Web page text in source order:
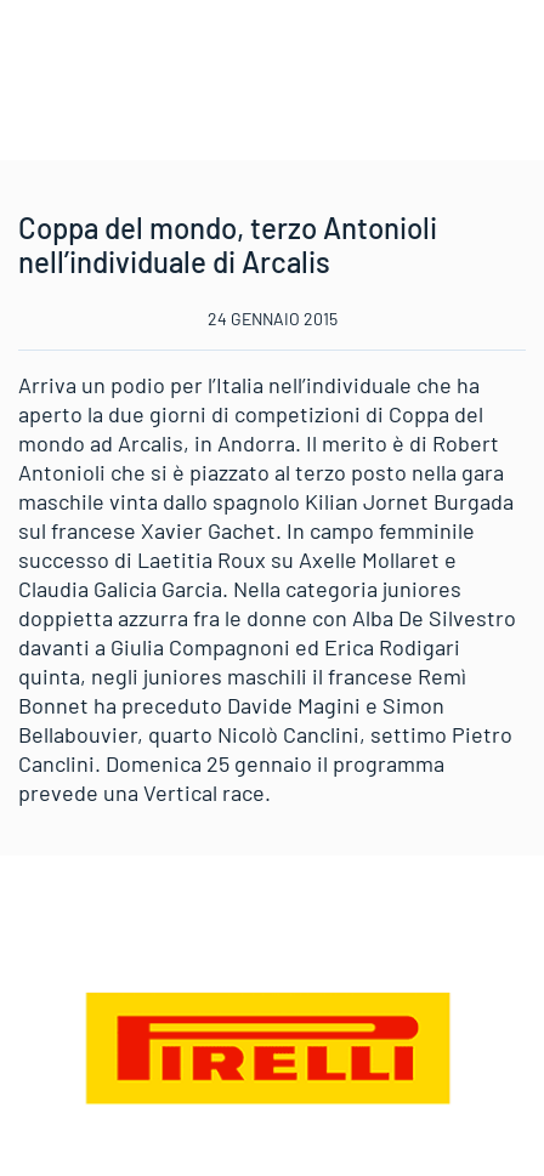
Coppa del mondo, terzo Antonioli
nell’individuale di Arcalis
24 GENNAIO 2015
Arriva un podio per l’Italia nell’individuale che ha
aperto la due giorni di competizioni di Coppa del
mondo ad Arcalis, in Andorra. Il merito è di Robert
Antonioli che si è piazzato al terzo posto nella gara
maschile vinta dallo spagnolo Kilian Jornet Burgada
sul francese Xavier Gachet. In campo femminile
successo di Laetitia Roux su Axelle Mollaret e
Claudia Galicia Garcia. Nella categoria juniores
doppietta azzurra fra le donne con Alba De Silvestro
davanti a Giulia Compagnoni ed Erica Rodigari
quinta, negli juniores maschili il francese Remì
Bonnet ha preceduto Davide Magini e Simon
Bellabouvier, quarto Nicolò Canclini, settimo Pietro
Canclini. Domenica 25 gennaio il programma
prevede una Vertical race.